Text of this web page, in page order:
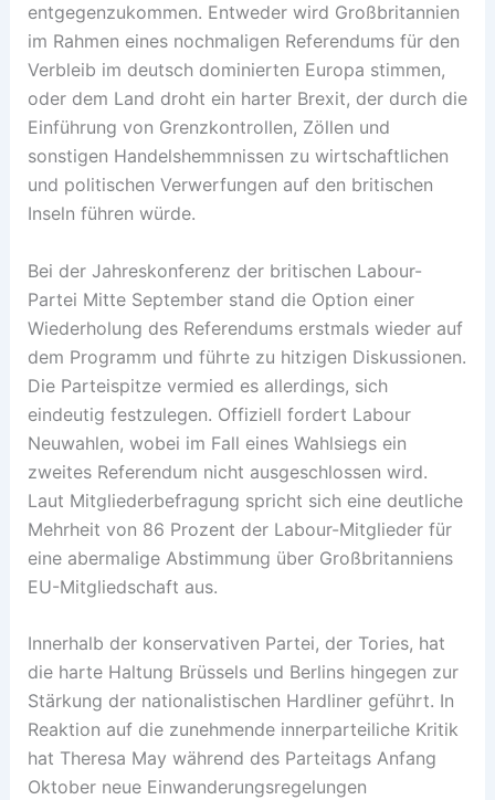
entgegenzukommen. Entweder wird Großbritannien
im Rahmen eines nochmaligen Referendums für den
Verbleib im deutsch dominierten Europa stimmen,
oder dem Land droht ein harter Brexit, der durch die
Einführung von Grenzkontrollen, Zöllen und
sonstigen Handelshemmnissen zu wirtschaftlichen
und politischen Verwerfungen auf den britischen
Inseln führen würde.
Bei der Jahreskonferenz der britischen Labour-
Partei Mitte September stand die Option einer
Wiederholung des Referendums erstmals wieder auf
dem Programm und führte zu hitzigen Diskussionen.
Die Parteispitze vermied es allerdings, sich
eindeutig festzulegen. Offiziell fordert Labour
Neuwahlen, wobei im Fall eines Wahlsiegs ein
zweites Referendum nicht ausgeschlossen wird.
Laut Mitgliederbefragung spricht sich eine deutliche
Mehrheit von 86 Prozent der Labour-Mitglieder für
eine abermalige Abstimmung über Großbritanniens
EU-Mitgliedschaft aus.
Innerhalb der konservativen Partei, der Tories, hat
die harte Haltung Brüssels und Berlins hingegen zur
Stärkung der nationalistischen Hardliner geführt. In
Reaktion auf die zunehmende innerparteiliche Kritik
hat Theresa May während des Parteitags Anfang
Oktober neue Einwanderungsregelungen